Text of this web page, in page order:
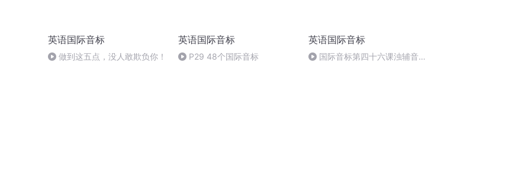
英语国际音标
做到这五点，没人敢欺负你！
英语国际音标
P29 48个国际音标
英语国际音标
国际音标第四十六课浊辅音